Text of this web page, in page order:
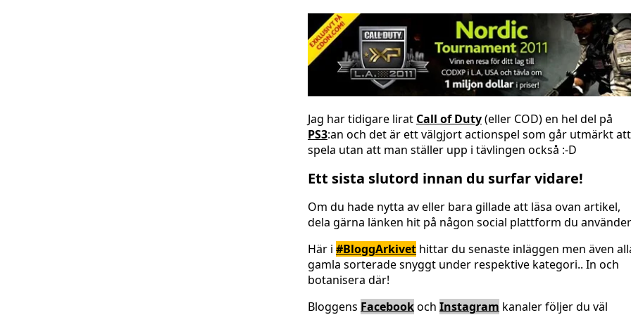
Jag har tidigare lirat Call of Duty(eller COD) en hel del på
PS3:an och det är ett välgjort actionspel som går utmärkt att
spela utan att man ställer upp i tävlingen också :-D
Ett sista slutord innan du surfar vidare!
Om du hade nytta av eller bara gillade att läsa ovan artikel,
dela gärna länken hit på någon social plattform du
Här i #BloggArkivet hittar du senaste inläggen men även
gamla sorterade snyggt under respektive kategori.. In och
botanisera där!
Bloggens Facebookoch Instagram kanaler följer du väl